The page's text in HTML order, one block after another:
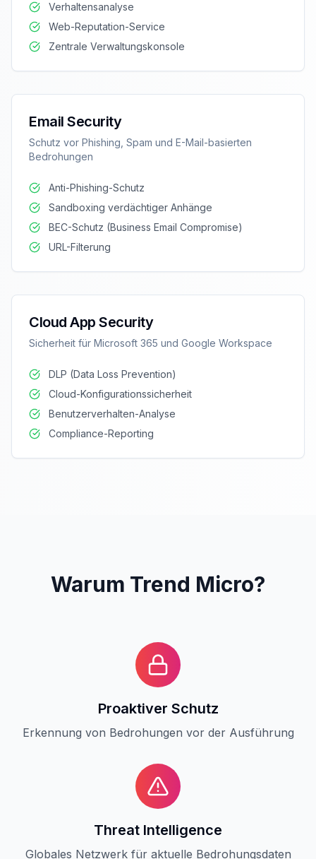
Verhaltensanalyse
Web-Reputation-Service
Zentrale Verwaltungskonsole
Email Security
Schutz vor Phishing, Spam und E-Mail-basierten
Bedrohungen
Anti-Phishing-Schutz
Sandboxing verdächtiger Anhänge
BEC-Schutz (Business Email Compromise)
URL-Filterung
Cloud App Security
Sicherheit für Microsoft 365 und Google Workspace
DLP (Data Loss Prevention)
Cloud-Konfigurationssicherheit
Benutzerverhalten-Analyse
Compliance-Reporting
Warum Trend Micro?
Proaktiver Schutz
Erkennung von Bedrohungen vor der Ausführung
Threat Intelligence
Globales Netzwerk für aktuelle Bedrohungsdaten